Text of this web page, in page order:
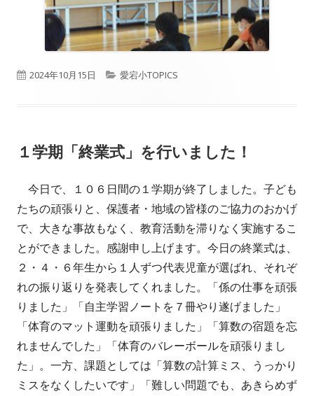
公
2024年10月15日
カ
リ
愛宕小TOPICS
１学期「終業式」を行いました！
今日で、１０６日間の１学期が終了しました。子ども
たちの頑張りと、保護者・地域の皆様のご協力のおかげ
で、大きな事故もなく、教育活動を滞りなく実施するこ
とができました。感謝申し上げます。今日の終業式は、
２・４・６年生から１人ずつ代表児童が選ばれ、それぞ
れの振り返りを発表してくれました。「係の仕事を頑張
りました」「自主学習ノートを７冊やり遂げました」
「体育のマット運動を頑張りました」「算数の宿題を忘
れませんでした」「体育のバレーボールを頑張りまし
た」。一方、課題としては「算数の計算ミス、うっかり
ミスをなくしたいです」「難しい問題でも、あきらめず